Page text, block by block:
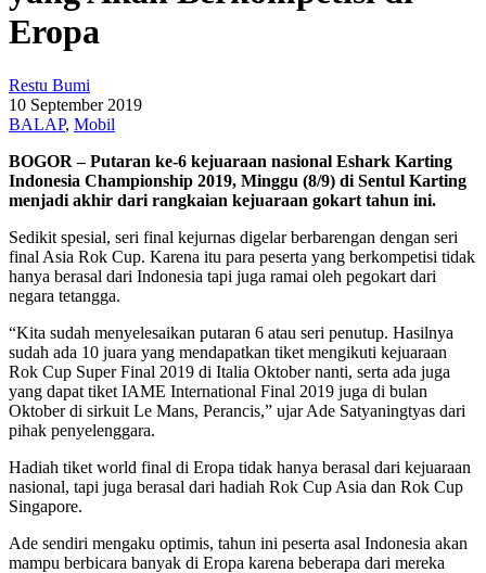
Eropa
Restu Bumi
10 September 2019
BALAP, Mobil
BOGOR – Putaran ke-6 kejuaraan nasional Eshark Karting
Indonesia Championship 2019, Minggu (8/9) di Sentul Karting
menjadi akhir dari rangkaian kejuaraan gokart tahun ini.
Sedikit spesial, seri final kejurnas digelar berbarengan dengan seri
final Asia Rok Cup. Karena itu para peserta yang berkompetisi tidak
hanya berasal dari Indonesia tapi juga ramai oleh pegokart dari
negara tetangga.
“Kita sudah menyelesaikan putaran 6 atau seri penutup. Hasilnya
sudah ada 10 juara yang mendapatkan tiket mengikuti kejuaraan
Rok Cup Super Final 2019 di Italia Oktober nanti, serta ada juga
yang dapat tiket IAME International Final 2019 juga di bulan
Oktober di sirkuit Le Mans, Perancis,” ujar Ade Satyaningtyas dari
pihak penyelenggara.
Hadiah tiket world final di Eropa tidak hanya berasal dari kejuaraan
nasional, tapi juga berasal dari hadiah Rok Cup Asia dan Rok Cup
Singapore.
Ade sendiri mengaku optimis, tahun ini peserta asal Indonesia akan
mampu berbicara banyak di Eropa karena beberapa dari mereka